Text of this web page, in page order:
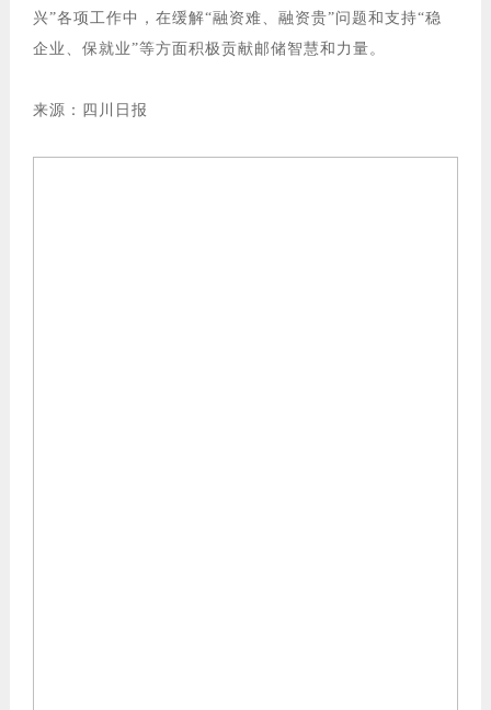
兴”各项工作中，在缓解“融资难、融资贵”问题和支持“稳
企业、保就业”等方面积极贡献邮储智慧和力量。
来源：四川日报